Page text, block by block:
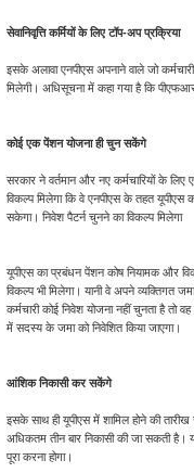
सेवानिवृत्ति कर्मियों के लिए टॉप-अप प्रक्रिया
इसके अलावा एनपीएस अपनाने वाले जो
मिलेगी। अधिसूचना में कहा गया है कि
कोई एक पेंशन योजना ही चुन सकेंगे
सरकार ने वर्तमान और नए कर्मचारियों के
विकल्प मिलेगा कि वे एनपीएस के तहत यूपीएस
सकेगा। निवेश पैटर्न चुनने का विकल्प मिलेगा
यूपीएस का प्रबंधन पेंशन कोष नियामक और
विकल्प भी मिलेगा। यानी वे अपने व्यक्तिगत
कर्मचारी कोई निवेश योजना नहीं चुनता है तो
में सदस्य के जमा को निवेशित किया जाएगा।
आंशिक निकासी कर सकेंगे
इसके साथ ही यूपीएस में शामिल होने की
अधिकतम तीन बार निकासी की जा सकती है।
पूरा करना होगा।